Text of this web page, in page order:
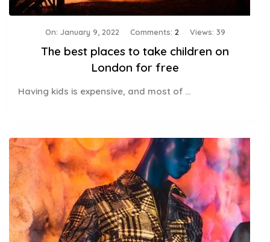
On: January 9, 2022 Comments: 2 Views: 39
The best places to take children on
London for free
Having kids is expensive, and most of ...